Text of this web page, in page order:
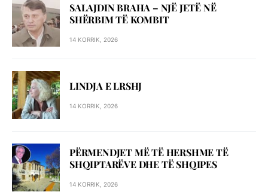
SALAJDIN BRAHA – NJЁ JETЁ NЁ
SHЁRBIM TЁ KOMBIT
14 KORRIK, 2026
LINDJA E LRSHJ
14 KORRIK, 2026
PËRMENDJET MË TË HERSHME TË
SHQIPTARËVE DHE TË SHQIPES
14 KORRIK, 2026